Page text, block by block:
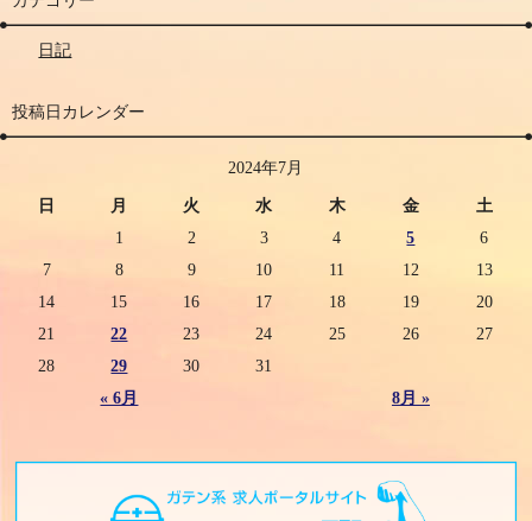
日記
投稿日カレンダー
2024年7月
日 月 火 水 木 金 土
« 6月 8月 »
1 2 3 4 5
6
7
8 9 10 11 12
13
14
15 16 17 18 19
20
21
22 23 24 25 26
27
28
29 30 31